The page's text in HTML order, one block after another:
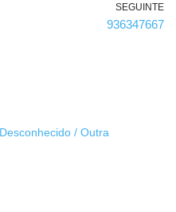
SEGUINTE
936347667
Desconhecido / Outra